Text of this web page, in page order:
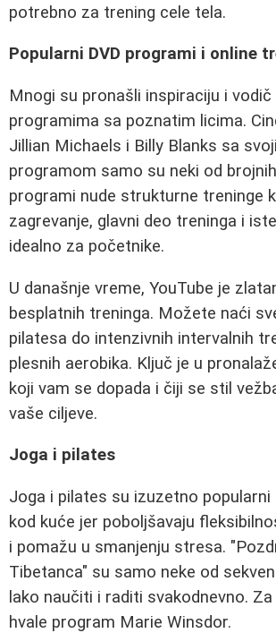
potrebno za trening cele tela.
Popularni DVD programi i online
Mnogi su pronašli inspiraciju i vodič
programima sa poznatim licima.
Jillian Michaels i Billy Blanks sa
programom samo su neki od
programi nude strukturne treninge
zagrevanje, glavni deo treninga i
idealno za početnike.
U današnje vreme, YouTube je
besplatnih treninga. Možete naći
pilatesa do intenzivnih intervalnih
plesnih aerobika. Ključ je u
koji vam se dopada i čiji se stil
vaše ciljeve.
Joga i pilates
Joga i pilates su izuzetno popularni
kod kuće jer poboljšavaju
i pomažu u smanjenju stresa.
Tibetanca" su samo neke od
lako naučiti i raditi svakodnevno.
hvale program Marie Winsdor.